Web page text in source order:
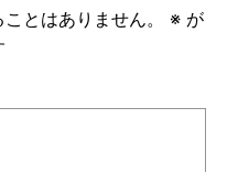
とはありません。 ※が